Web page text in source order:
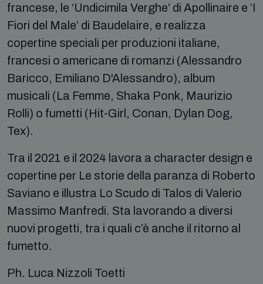
francese, le ‘Undicimila Verghe’ di Apollinaire e ‘I
Fiori del Male’ di Baudelaire, e realizza
copertine speciali per produzioni italiane,
francesi o americane di romanzi (Alessandro
Baricco, Emiliano D'Alessandro), album
musicali (La Femme, Shaka Ponk, Maurizio
Rolli) o fumetti (Hit-Girl, Conan, Dylan Dog,
Tex).
Tra il 2021 e il 2024 lavora a character design e
copertine per Le storie della paranza di Roberto
Saviano e illustra Lo Scudo di Talos di Valerio
Massimo Manfredi. Sta lavorando a diversi
nuovi progetti, tra i quali c’è anche il ritorno al
fumetto.
Ph. Luca Nizzoli Toetti